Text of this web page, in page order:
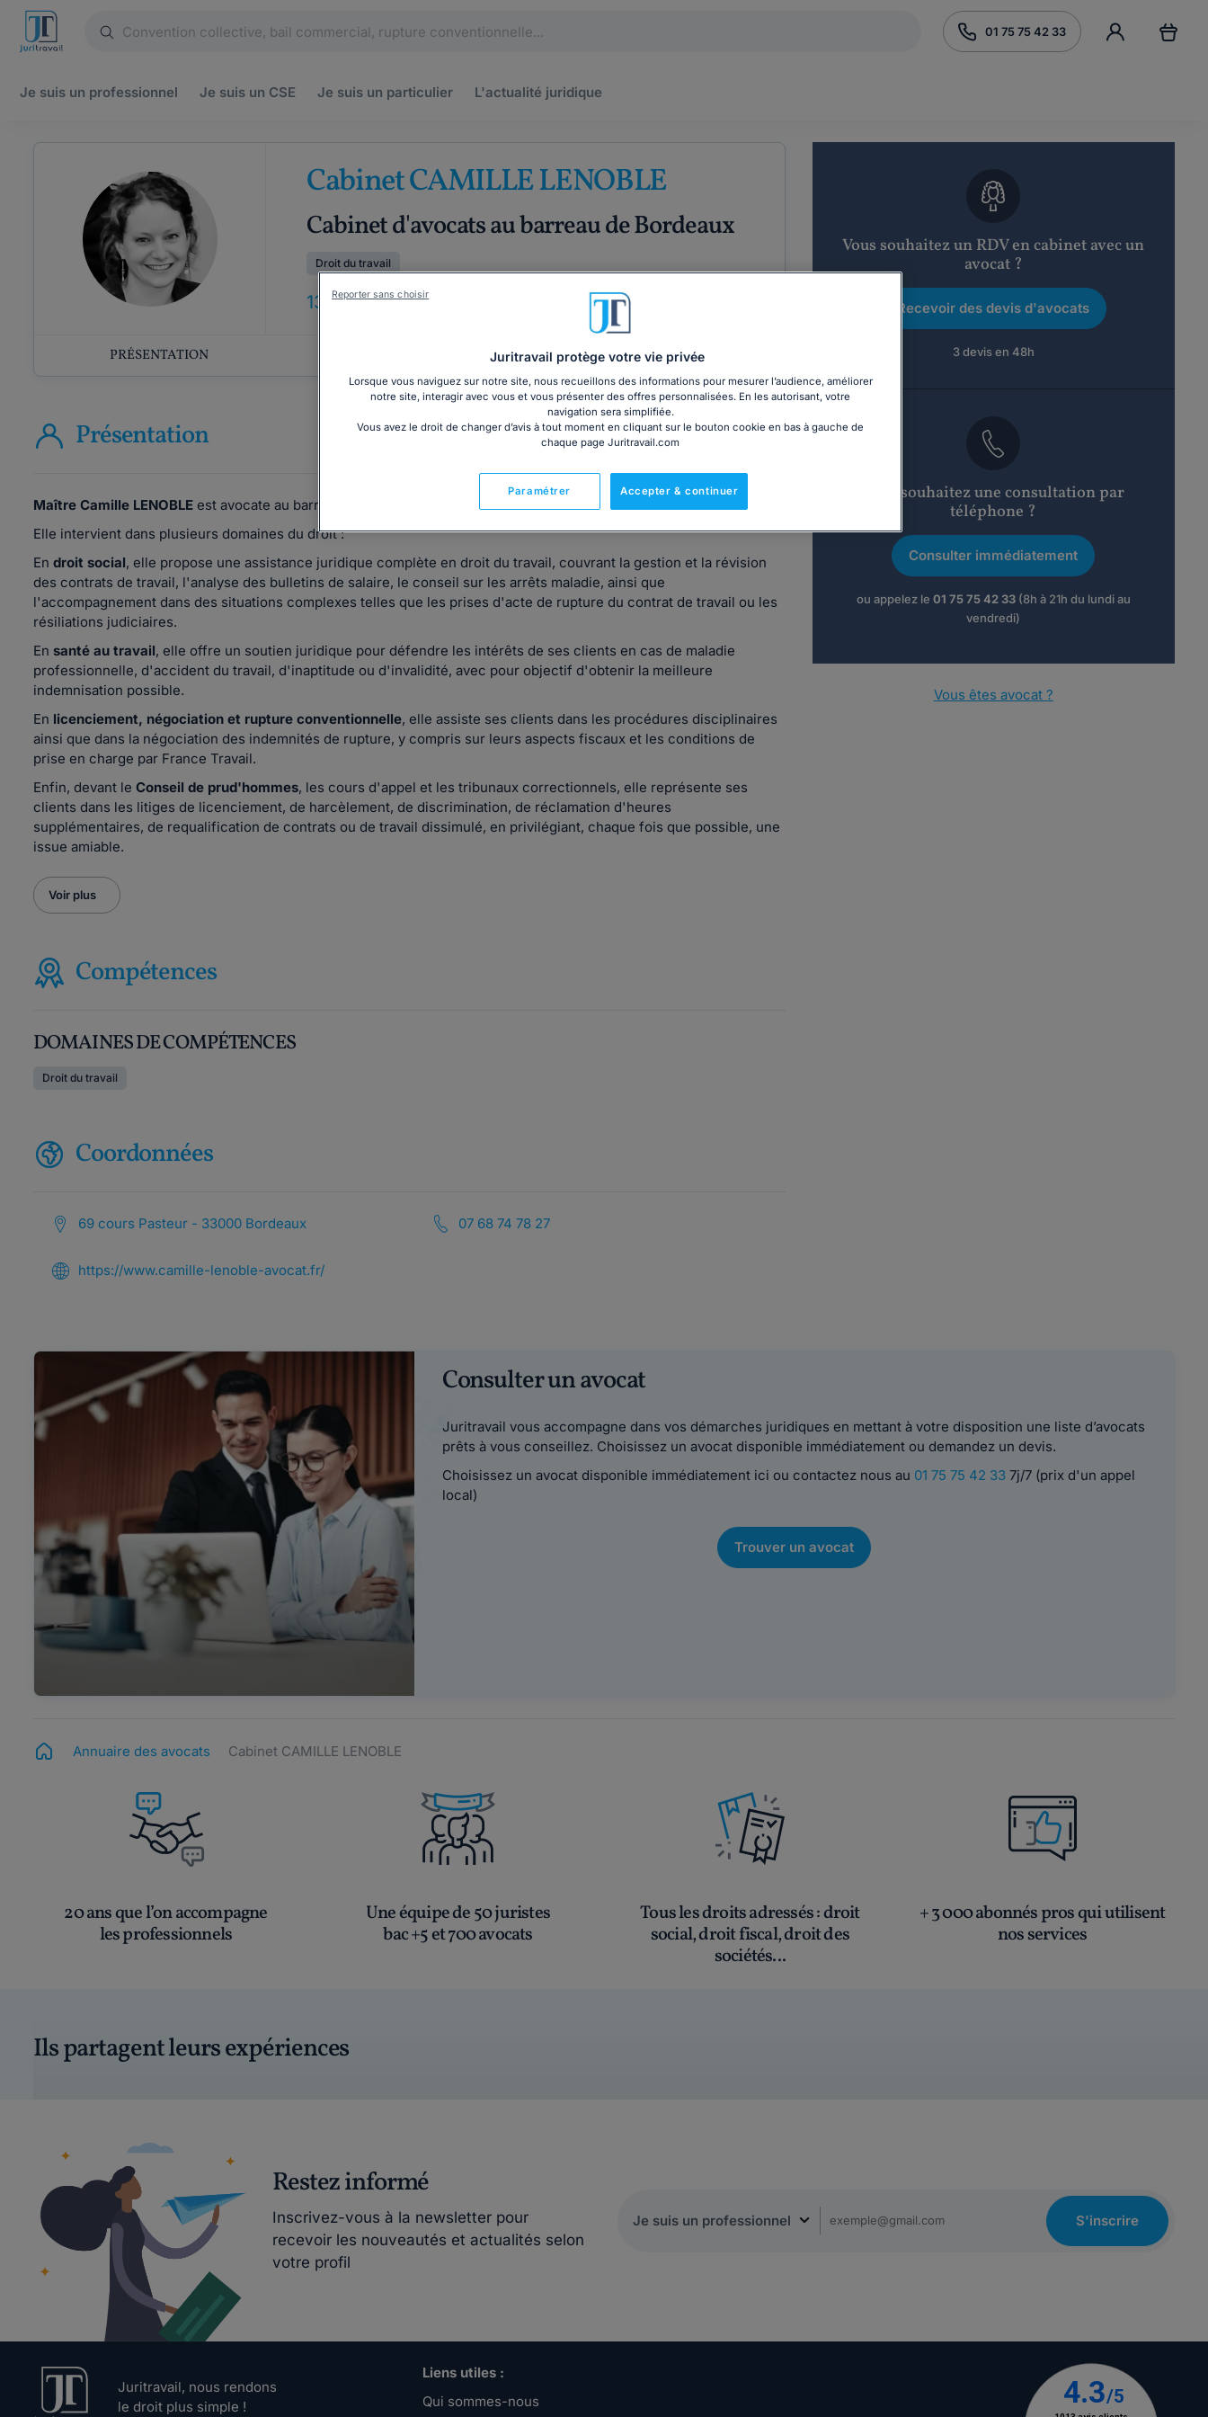
01 75 75 42 33
Je suis un professionnel Je suis un CSE Je suis un particulier L'actualité juridique
Cabinet CAMILLE LENOBLE
Cabinet d'avocats au barreau de Bordeaux
Droit du travail
13 ANSD'EXPÉRIENCE
PRÉSENTATION COORDONNÉES
Présentation
Maître Camille LENOBLE est avocate au barreau de Bordeaux depuis 2013.
Elle intervient dans plusieurs domaines du droit :
En droit social, elle propose une assistance juridique complète en droit du travail, couvrant la gestion et la révision
des contrats de travail, l'analyse des bulletins de salaire, le conseil sur les arrêts maladie, ainsi que
l'accompagnement dans des situations complexes telles que les prises d'acte de rupture du contrat de travail ou les
résiliations judiciaires.
En santé au travail, elle offre un soutien juridique pour défendre les intérêts de ses clients en cas de maladie
professionnelle, d'accident du travail, d'inaptitude ou d'invalidité, avec pour objectif d'obtenir la meilleure
indemnisation possible.
En licenciement, négociation et rupture conventionnelle, elle assiste ses clients dans les procédures disciplinaires
ainsi que dans la négociation des indemnités de rupture, y compris sur leurs aspects fiscaux et les conditions de
prise en charge par France Travail.
Enfin, devant le Conseil de prud'hommes, les cours d'appel et les tribunaux correctionnels, elle représente ses
clients dans les litiges de licenciement, de harcèlement, de discrimination, de réclamation d'heures
supplémentaires, de requalification de contrats ou de travail dissimulé, en privilégiant, chaque fois que possible, une
issue amiable.
Voir plus
Compétences
DOMAINES DE COMPÉTENCES
Droit du travail
Coordonnées
69 cours Pasteur - 33000 Bordeaux 07 68 74 78 27
https://www.camille-lenoble-avocat.fr/
Vous souhaitez un RDV en cabinet avec un
avocat ?
Recevoir des devis d'avocats
3 devis en 48h
Vous souhaitez une consultation par
téléphone ?
Consulter immédiatement
ou appelez le 01 75 75 42 33(8h à 21h du lundi au
vendredi)
Vous êtes avocat ?
Consulter un avocat
Juritravail vous accompagne dans vos démarches juridiques en mettant à votre disposition une liste d’avocats
prêts à vous conseillez. Choisissez un avocat disponible immédiatement ou demandez un devis.
Choisissez un avocat disponible immédiatement ici ou contactez nous au 01 75 75 42 337j/7 (prix d'un appel
local)
Trouver un avocat
Annuaire des avocats Cabinet CAMILLE LENOBLE
20 ans que l’on accompagne
les professionnels
Une équipe de 50 juristes
bac +5 et 700 avocats
Tous les droits adressés: droit
social, droit fiscal, droit des
sociétés...
+ 3 000 abonnés pros qui utilisent
nos services
Ils partagent leurs expériences
Restez informé
Inscrivez-vous à la newsletter pour
recevoir les nouveautés et actualités selon
votre profil
S'inscrire
Juritravail, nous rendons
le droit plus simple !
Liens utiles :
Qui sommes-nous
Juritravail protège votre vie privée
Lorsque vous naviguez sur notre site, nous recueillons des informations pour mesurer l’audience, améliorer
notre site, interagir avec vous et vous présenter des offres personnalisées. En les autorisant, votre
navigation sera simplifiée.
Vous avez le droit de changer d’avis à tout moment en cliquant sur le bouton cookie en bas à gauche de
chaque page Juritravail.com
Accepter & continuer
Paramétrer
Reporter sans choisir